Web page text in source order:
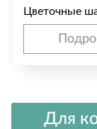
Цветочные
Для